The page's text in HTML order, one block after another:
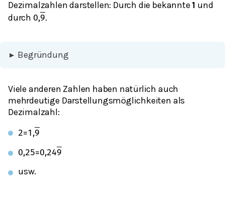
Dezimalzahlen darstellen: Durch die bekannte 1 und
durch 0,9.
▸ Begründung
Viele anderen Zahlen haben natürlich auch
mehrdeutige Darstellungsmöglichkeiten als
Dezimalzahl:
2=1 ,9
0,25=0,249
usw.